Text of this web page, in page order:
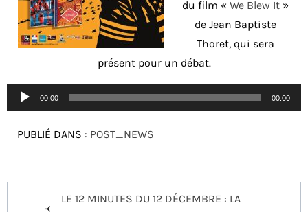
du film « We Blew It»
de Jean Baptiste
Thoret, qui sera
présent pour un débat.
Lecteur
audio
00:00 00:00
PUBLIÉ DANS : POST_NEWS
Navigation
LE 12 MINUTES DU 12 DÉCEMBRE : LA